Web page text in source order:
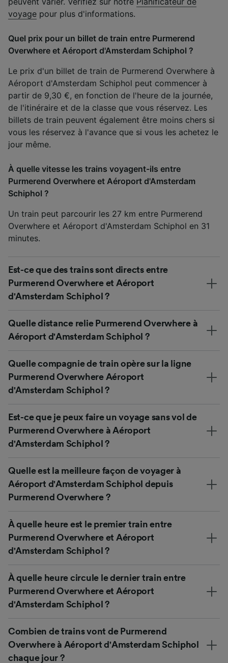
voyage pour plus d'informations.
Quel prix pour un billet de train entre Purmerend
Overwhere et Aéroport d'Amsterdam Schiphol ?
Le prix d'un billet de train de Purmerend Overwhere à
Aéroport d'Amsterdam Schiphol peut commencer à
partir de 9,30 €, en fonction de l'heure de la journée,
de l'itinéraire et de la classe que vous réservez. Les
billets de train peuvent également être moins chers si
vous les réservez à l'avance que si vous les achetez le
jour même.
À quelle vitesse les trains voyagent-ils entre
Purmerend Overwhere et Aéroport d'Amsterdam
Schiphol ?
Un train peut parcourir les 27 km entre Purmerend
Overwhere et Aéroport d'Amsterdam Schiphol en 31
minutes.
Est-ce que des trains sont directs entre
Purmerend Overwhere et Aéroport
d'Amsterdam Schiphol ?
Quelle distance relie Purmerend Overwhere à
Aéroport d'Amsterdam Schiphol ?
Quelle compagnie de train opère sur la ligne
Purmerend Overwhere Aéroport
d'Amsterdam Schiphol ?
Est-ce que je peux faire un voyage sans vol de
Purmerend Overwhere à Aéroport
d'Amsterdam Schiphol ?
Quelle est la meilleure façon de voyager à
Aéroport d'Amsterdam Schiphol depuis
Purmerend Overwhere ?
À quelle heure est le premier train entre
Purmerend Overwhere et Aéroport
d'Amsterdam Schiphol ?
À quelle heure circule le dernier train entre
Purmerend Overwhere et Aéroport
d'Amsterdam Schiphol ?
Combien de trains vont de Purmerend
Overwhere à Aéroport d'Amsterdam Schiphol
chaque jour ?